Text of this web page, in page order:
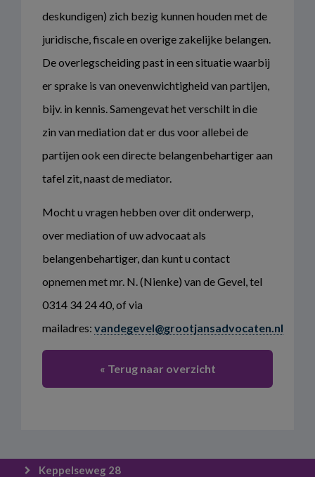
deskundigen) zich bezig kunnen houden met de
juridische, fiscale en overige zakelijke belangen.
De overlegscheiding past in een situatie waarbij
er sprake is van onevenwichtigheid van partijen,
bijv. in kennis. Samengevat het verschilt in die
zin van mediation dat er dus voor allebei de
partijen ook een directe belangenbehartiger aan
tafel zit, naast de mediator.
Mocht u vragen hebben over dit onderwerp,
over mediation of uw advocaat als
belangenbehartiger, dan kunt u contact
opnemen met mr. N. (Nienke) van de Gevel, tel
0314 34 24 40, of via
mailadres: vandegevel@grootjansadvocaten.nl
« Terug naar overzicht
Keppelseweg 28